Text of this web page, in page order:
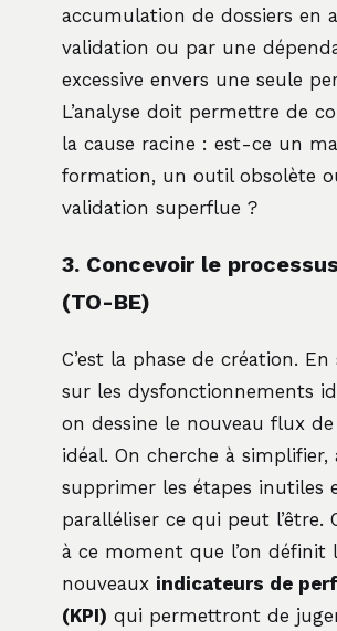
accumulation de dossiers en
validation ou par une
excessive envers une seule
L’analyse doit permettre de
la cause racine : est-ce un
formation, un outil obsolète
validation superflue ?
3. Concevoir le
(TO-BE)
C’est la phase de création. En
sur les dysfonctionnements
on dessine le nouveau flux
idéal. On cherche à simplifier,
supprimer les étapes inutiles
paralléliser ce qui peut l’être.
à ce moment que l’on définit
nouveaux indicateurs de
(KPI) qui permettront de